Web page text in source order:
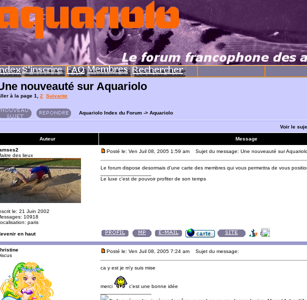
nouveauté sur Aquariolo
à la page 1 2 Suivante
Aquariolo Index du Forum -> Aquariolo
Voir le
Auteur
Message
des lieux
le: 21 Juin 2002
10918
paris
Posté le: Ven Juil 08, 2005 1:59 am Sujet du message: Une nouveauté sur
Le forum dispose desormais d'une carte des membres qui vous permettra de vous
Le luxe c'est de pouvoir profiter de son temps
en haut
Posté le: Ven Juil 08, 2005 7:24 am Sujet du message:
ca y est je m'y suis mise
merci
c'est une bonne idée